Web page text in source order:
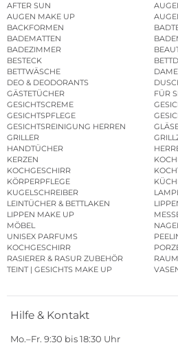
AFTER SUN
AUGEN MAKE UP
BACKFORMEN
BADEMATTEN
BADEZIMMER
BESTECK
BETTWÄSCHE
DEO & DEODORANTS
GÄSTETÜCHER
FÜR
GESICHTSCREME
GESICHTSPFLEGE
GESICHTSREINIGUNG HERREN
GRILLER
HANDTÜCHER
KERZEN
KOCHGESCHIRR
KÖRPERPFLEGE
KUGELSCHREIBER
LEINTÜCHER & BETTLAKEN
LIPPEN MAKE UP
MÖBEL
UNISEX PARFUMS
KOCHGESCHIRR
RASIERER & RASUR ZUBEHÖR
TEINT | GESICHTS MAKE UP
Hilfe & Kontakt
Mo.–Fr. 9:30 bis 18:30 Uhr